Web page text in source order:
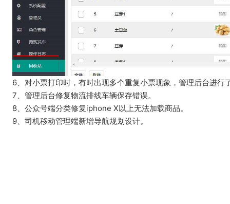
6、对小票打印时，有时出现多个重复小票现象，管理后台进行
7、管理后台修复物流排线车辆保存错误。
8、公众号端分类修复iphone X以上无法加载商品。
9、司机移动管理端新增导航规划设计。